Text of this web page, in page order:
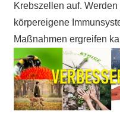
Krebszellen auf.
körpereigene
Maßnahmen ergreifen